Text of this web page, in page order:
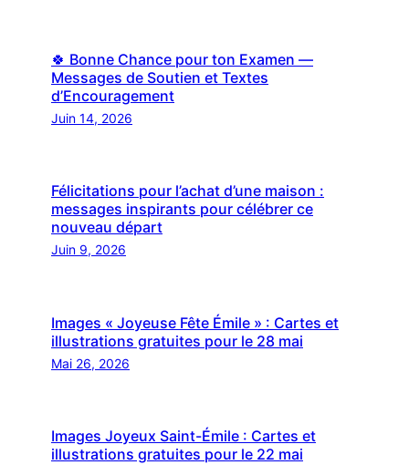
🍀 Bonne Chance pour ton Examen —
Messages de Soutien et Textes
d’Encouragement
Juin 14, 2026
Félicitations pour l’achat d’une maison :
messages inspirants pour célébrer ce
nouveau départ
Juin 9, 2026
Images « Joyeuse Fête Émile » : Cartes et
illustrations gratuites pour le 28 mai
Mai 26, 2026
Images Joyeux Saint-Émile : Cartes et
illustrations gratuites pour le 22 mai